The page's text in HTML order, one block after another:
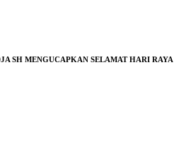
SH MENGUCAPKAN SELAMAT HARI RAYA